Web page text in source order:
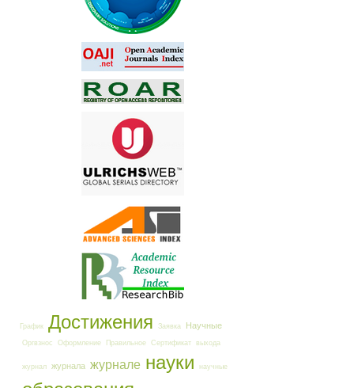
График Достижения Заявка Научные
Оргвзнос Оформление Правильное Сертификат выхода
журнал журнала журнале науки научные